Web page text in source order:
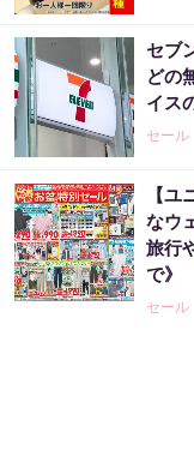
アマ
PR（
「
が暴
PR（
セブ
どの
イス
セール
【
なウ
旅行
で》
セール